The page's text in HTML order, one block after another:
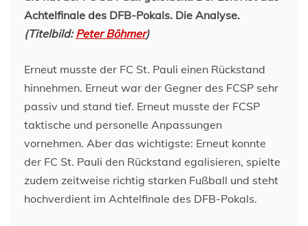
Achtelfinale des DFB-Pokals. Die Analyse.
(Titelbild:Peter Böhmer)
Erneut musste der FC St. Pauli einen Rückstand
hinnehmen. Erneut war der Gegner des FCSP sehr
passiv und stand tief. Erneut musste der FCSP
taktische und personelle Anpassungen
vornehmen. Aber das wichtigste: Erneut konnte
der FC St. Pauli den Rückstand egalisieren, spielte
zudem zeitweise richtig starken Fußball und steht
hochverdient im Achtelfinale des DFB-Pokals.